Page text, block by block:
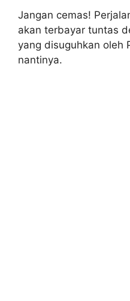
Jangan cemas!
akan terbayar tuntas
yang disuguhkan oleh
nantinya.